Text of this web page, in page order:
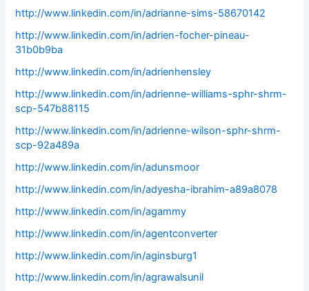
http://www.linkedin.com/in/adrianne-sims-58670142
http://www.linkedin.com/in/adrien-focher-pineau-
31b0b9ba
http://www.linkedin.com/in/adrienhensley
http://www.linkedin.com/in/adrienne-williams-sphr-shrm-
scp-547b88115
http://www.linkedin.com/in/adrienne-wilson-sphr-shrm-
scp-92a489a
http://www.linkedin.com/in/adunsmoor
http://www.linkedin.com/in/adyesha-ibrahim-a89a8078
http://www.linkedin.com/in/agammy
http://www.linkedin.com/in/agentconverter
http://www.linkedin.com/in/aginsburg1
http://www.linkedin.com/in/agrawalsunil